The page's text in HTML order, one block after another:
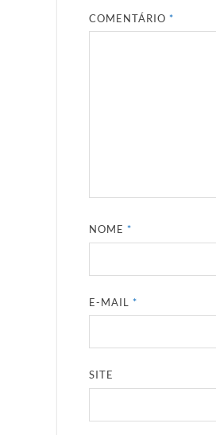
COMENTÁRIO*
NOME*
E-MAIL*
SITE